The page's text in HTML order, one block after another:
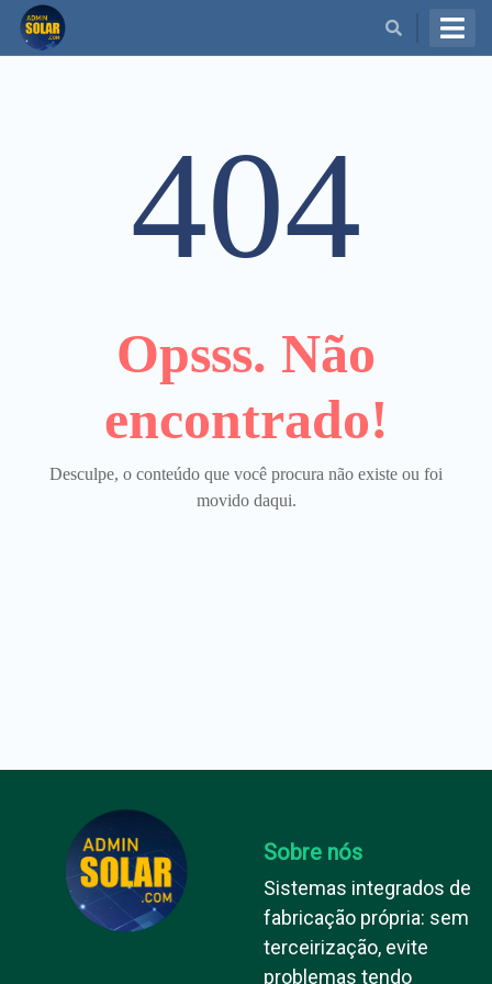
404
Opsss. Não
encontrado!
Desculpe, o conteúdo que você procura não existe ou foi
movido daqui.
Sobre nós
Sistemas integrados de
fabricação própria: sem
terceirização, evite
problemas tendo